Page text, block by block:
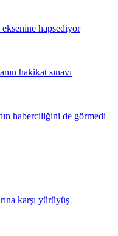
hapsediyor
hakikat sınavı
haberciliğini de görmedi
karşı yürüyüş